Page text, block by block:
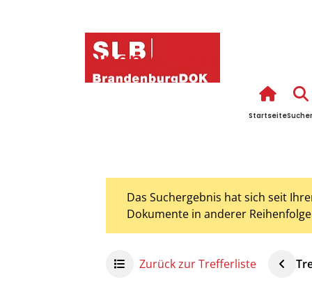
Open Access
Startseite
Das Suchergebnis hat sich seit
Dokumente in anderer
Zurück zur Trefferliste